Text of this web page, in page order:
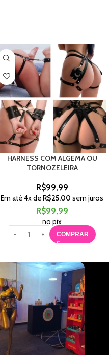
HARNESS COM ALGEMA OU
TORNOZELEIRA
R$99,99
Em até4x de R$25,00 sem juros
R$99,99
no pix
COMPRAR